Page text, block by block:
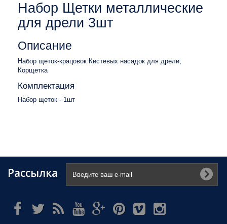
Набор Щетки металлические
для дрели 3шт
Описание
Набор щеток-крацовок Кистевых насадок для дрели,
Корщетка
Комплектация
Набор щеток - 1шт
Рассылка